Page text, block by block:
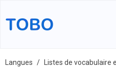
Langues Listes de vocabulaire